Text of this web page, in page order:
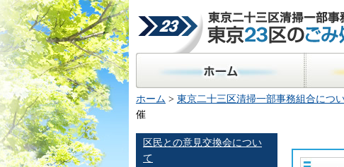
東京二十三区清掃一部事務組
23区のごみ処理
ホーム 区民の皆
ホーム > 東京二十三区清掃一部事務組合につ
催
区民との意見交換会につい
て